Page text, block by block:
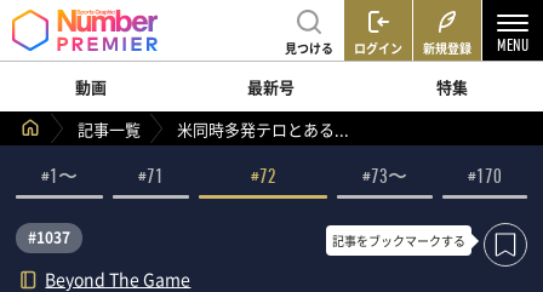
見つける ログイン 新規登録
動画 最新号
特集
記事一覧
米同時多発テロとある...
#1〜 #71 #72 #73〜 #170
#1037
Beyond The Game
記事をブックマークする